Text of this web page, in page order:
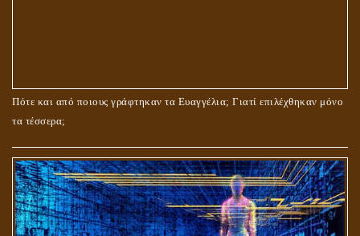
Πότε και από ποιους γράφτηκαν τα Ευαγγέλια; Γιατί επιλέχθηκαν μόνο
τα τέσσερα;
ΤΟ ΣΗΜΕΙΟ ΤΟΥ ΣΤΑΥΡΟΥ